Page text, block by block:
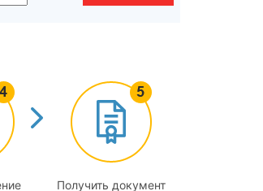
Получить документ